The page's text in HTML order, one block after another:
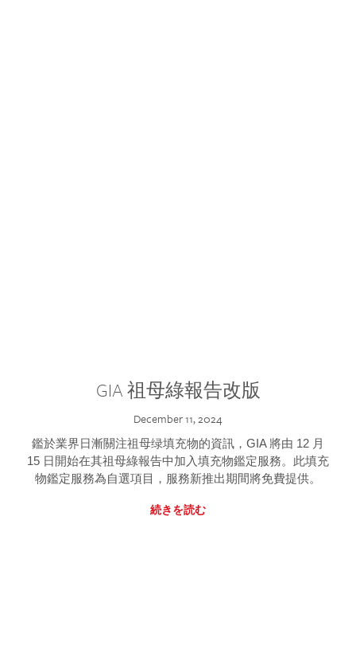
GIA 祖母綠報告改版
December 11, 2024
鑑於業界日漸關注祖母绿填充物的資訊，GIA 將由 12 月
15 日開始在其祖母綠報告中加入填充物鑑定服務。此填充
物鑑定服務為自選項目，服務新推出期間將免費提供。
続きを読む